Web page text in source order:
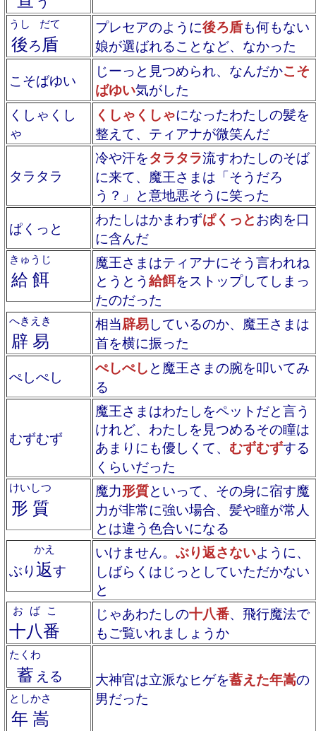
後
うし
ろ盾
だて プレセアのように後ろ盾も何もない
娘が選ばれることなど、なかった
こそばゆい
じーっと見つめられ、なんだかこそ
ばゆい気がした
くしゃくし
ゃ
くしゃくしゃになったわたしの髪を
整えて、ティアナが微笑んだ
タラタラ
冷や汗をタラタラ流すわたしのそば
に来て、魔王さまは「そうだろ
う？」と意地悪そうに笑った
ぱくっと
わたしはかまわずぱくっとお肉を口
に含んだ
給餌
きゅうじ
魔王さまはティアナにそう言われね
とうとう給餌をストップしてしまっ
たのだった
辟易
へきえき 相当辟易しているのか、魔王さまは
首を横に振った
ぺしぺし
ぺしぺしと魔王さまの腕を叩いてみ
る
むずむず
魔王さまはわたしをペットだと言う
けれど、わたしを見つめるその瞳は
あまりにも優しくて、 むずむずする
くらいだった
形質
けいしつ 魔力形質といって、その身に宿す魔
力が非常に強い場合、髪や瞳が常人
とは違う色合いになる
ぶり返
かえ
す
いけません。 ぶり返さないように、
しばらくはじっとしていただかない
と
十八番
おばこ じゃあわたしの十八番、飛行魔法で
もご覧いれましょうか
蓄
たくわ
える 大神官は立派なヒゲを蓄えた年嵩の
男だった
年嵩
としかさ